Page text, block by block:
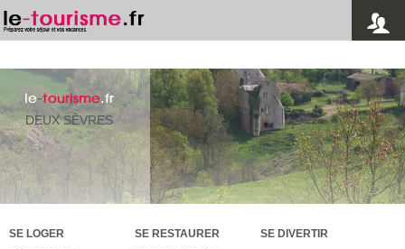
le-tourisme.fr
DEUX SÈVRES
SE LOGER SE RESTAURER
SE DIVERTIR